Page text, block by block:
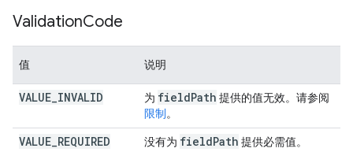
ValidationCode
值 说明
VALUE INVALID 为 fieldPath 提供的值无效。请参阅
限制 。
VALUE REQUIRED 没有为 fieldPath 提供必需值。